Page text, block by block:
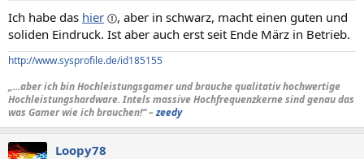
Ich habe das hier
, aber in schwarz, macht einen guten und
soliden Eindruck. Ist aber auch erst seit Ende März in Betrieb.
http://www.sysprofile.de/id185155
„...aber ich bin Hochleistungsgamer und brauche qualitativ hochwertige
Hochleistungshardware. Intels massive Hochfrequenzkerne sind genau das
was Gamer wie ich brauchen!“ –zeedy
Loopy78